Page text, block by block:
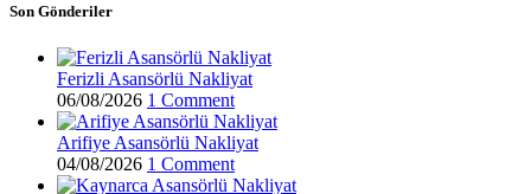
Son Gönderiler
Ferizli Asansörlü Nakliyat
06/08/2026 1 Comment
Arifiye Asansörlü Nakliyat
04/08/2026 1 Comment